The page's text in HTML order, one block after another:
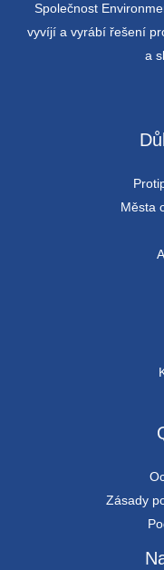
Společnost
vyvíjí a vyrábí řešení
a
Města
Zásady